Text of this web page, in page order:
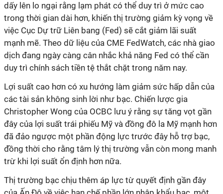
dấy lên lo ngại rằng lạm phát có thể duy trì ở mức cao
trong thời gian dài hơn, khiến thị trường giảm kỳ vọng về
việc Cục Dự trữ Liên bang (Fed) sẽ cắt giảm lãi suất
mạnh mẽ. Theo dữ liệu của CME FedWatch, các nhà giao
dịch đang ngày càng cân nhắc khả năng Fed có thể cần
duy trì chính sách tiền tệ thắt chặt trong năm nay.
Lợi suất cao hơn có xu hướng làm giảm sức hấp dẫn của
các tài sản không sinh lời như bạc. Chiến lược gia
Christopher Wong của OCBC lưu ý rằng sự tăng vọt gần
đây của lợi suất trái phiếu Mỹ và đồng đô la Mỹ mạnh hơn
đã đảo ngược một phần động lực trước đây hỗ trợ bạc,
đồng thời cho rằng tâm lý thị trường vẫn còn mong manh
trừ khi lợi suất ổn định hơn nữa.
Thị trường bạc chịu thêm áp lực từ quyết định gần đây